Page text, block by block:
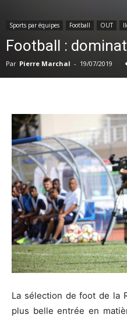
Sports par équipes Football OUT
Football :
Par Pierre Marchal - 19/07/2019
La sélection de foot de la
plus belle entrée en